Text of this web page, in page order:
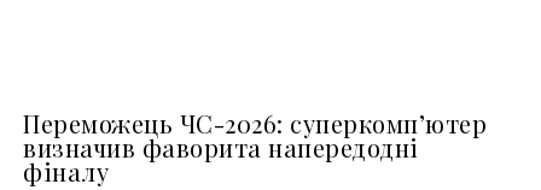
Переможець ЧС-2026: суперкомп’ютер
визначив фаворита напередодні
фіналу